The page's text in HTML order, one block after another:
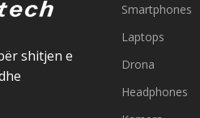
shitjen e
Smartphones
Laptops
Drona
Headphones